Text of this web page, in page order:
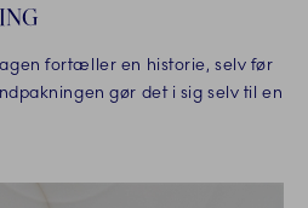
fortæller en historie, selv før
gør det i sig selv til en